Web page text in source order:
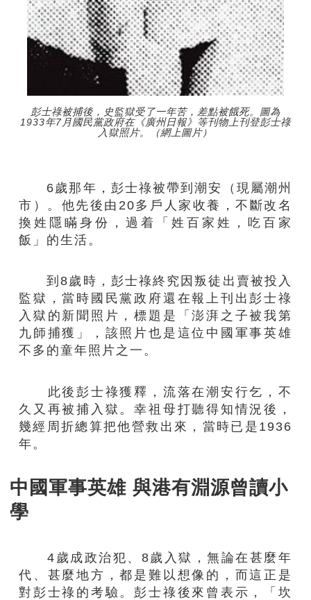
彭士祿被捕後，史監獄受了一年苦，差點被餓死。圖為
1933年7月國民黨政府在《廣州日報》等刊物上刊登彭士祿
入獄照片。（網上圖片）
6歲那年，彭士祿被帶到潮安（現屬潮州
市）。他先後由20多戶人家收養，不斷改名
換姓隱瞞身份，過着「姓百家姓，吃百家
飯」的生活。
到8歲時，彭士祿終究因叛徒出賣被投入
監獄，當時國民黨政府還在報上刊出彭士祿
入獄的新聞照片，標題是「澎湃之子被我第
九師捕獲」，該照片也是這位中國軍事英雄
不多的童年照片之一。
此後彭士祿獲釋，流落在潮安行乞，不
久又再被捕入獄。幸祖母打聽得知情況後，
幾經周折總算把他營救出來，當時已是1936
年。
中國軍事英雄 與港有淵源曾讀小
學
4歲成政治犯、8歲入獄，無論在甚麼年
代、甚麼地方，都是難以想像的，而這正是
對彭士祿的考驗。彭士祿後來曾表示，「坎